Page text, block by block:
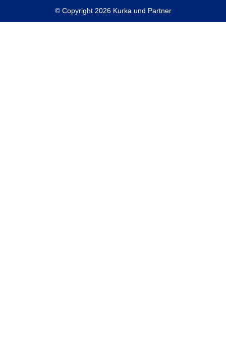
© Copyright 2026 Kurka und Partner